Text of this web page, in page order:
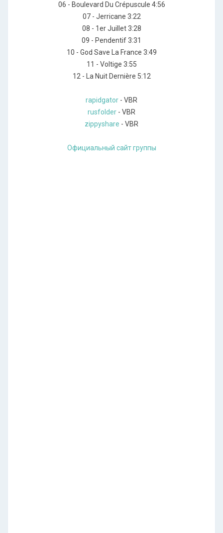
06 - Boulevard Du Crépuscule 4:56
07 - Jerricane 3:22
08 - 1er Juillet 3:28
09 - Pendentif 3:31
10 - God Save La France 3:49
11 - Voltige 3:55
12 - La Nuit Dernière 5:12
rapidgator - VBR
rusfolder - VBR
zippyshare - VBR
Официальный сайт группы